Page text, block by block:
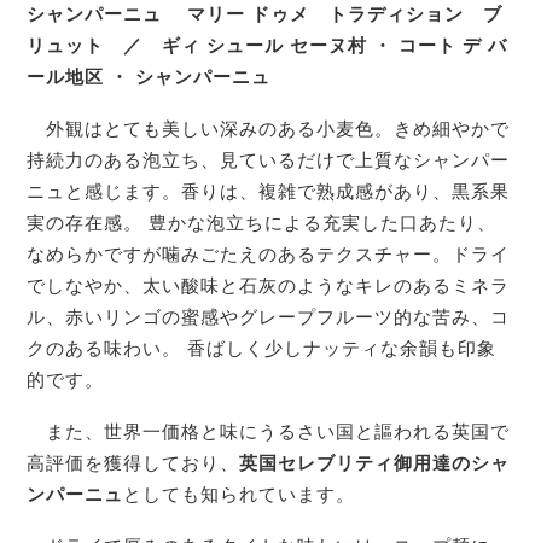
シャンパーニュ マリー ドゥメ トラディション ブ
リュット ／ ギィ シュール セーヌ村 ・ コート デ バ
ール地区 ・ シャンパーニュ
外観はとても美しい深みのある小麦色。きめ細やかで
持続力のある泡立ち、見ているだけで上質なシャンパー
ニュと感じます。香りは、複雑で熟成感があり、黒系果
実の存在感。 豊かな泡立ちによる充実した口あたり、
なめらかですが噛みごたえのあるテクスチャー。ドライ
でしなやか、太い酸味と石灰のようなキレのあるミネラ
ル、赤いリンゴの蜜感やグレープフルーツ的な苦み、コ
クのある味わい。 香ばしく少しナッティな余韻も印象
的です。
また、世界一価格と味にうるさい国と謳われる英国で
高評価を獲得しており、英国セレブリティ御用達のシャ
ンパーニュ としても知られています。